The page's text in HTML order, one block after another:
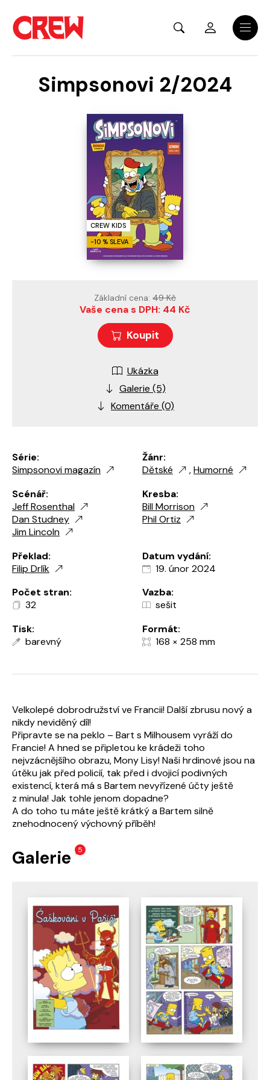
Menu
Simpsonovi 2/2024
CREW KIDS
-10 % SLEVA
Série:
Simpsonovi magazín
Žánr:
Dětské
,Humorné
Scénář:
Jeff Rosenthal
Dan Studney
Jim Lincoln
Kresba:
Bill Morrison
Phil Ortiz
Překlad:
Filip Drlík
Datum vydání:
19. únor 2024
Počet stran:
32
Vazba:
sešit
Tisk:
barevný
Formát:
168 × 258 mm
Základní cena: 49 Kč
Vaše cena s DPH: 44 Kč
Koupit
Ukázka
Galerie (5)
Komentáře (0)
Velkolepé dobrodružství ve Francii! Další zbrusu nový a
nikdy neviděný díl!
Připravte se na peklo – Bart s Milhousem vyráží do
Francie! A hned se připletou ke krádeži toho
nejvzácnějšího obrazu, Mony Lisy! Naši hrdinové jsou na
útěku jak před policií, tak před i dvojicí podivných
existencí, která má s Bartem nevyřízené účty ještě
z minula! Jak tohle jenom dopadne?
A do toho tu máte ještě krátký a Bartem silně
znehodnocený výchovný příběh!
Galerie 5